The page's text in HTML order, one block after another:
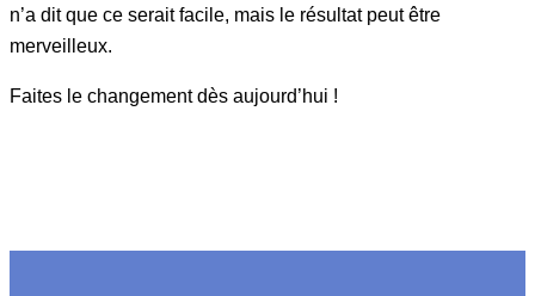
n’a dit que ce serait facile, mais le résultat peut être
merveilleux.
Faites le changement dès aujourd’hui !